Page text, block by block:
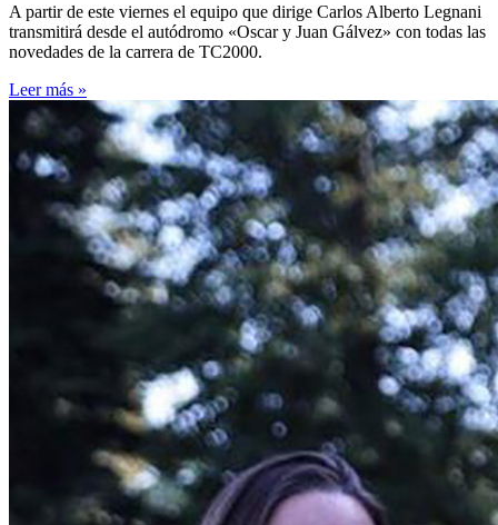
A partir de este viernes el equipo que dirige Carlos Alberto Legnani
transmitirá desde el autódromo «Oscar y Juan Gálvez» con todas las
novedades de la carrera de TC2000.
Leer más »